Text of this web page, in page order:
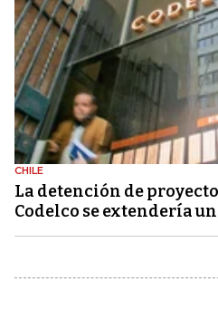
CHILE
La detención de
Codelco se extendería